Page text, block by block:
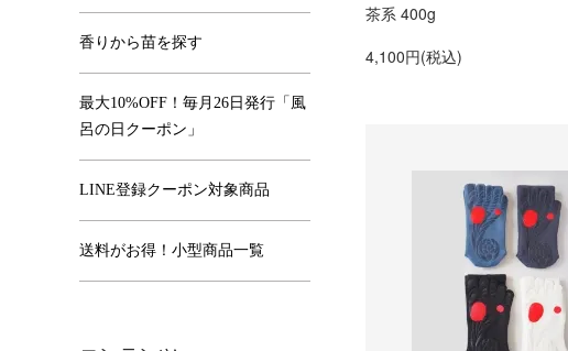
茶系 400g
4,100円(税込)
香りから苗を探す
最大10%OFF！毎月26日発行「風
呂の日クーポン」
LINE登録クーポン対象商品
送料がお得！小型商品一覧